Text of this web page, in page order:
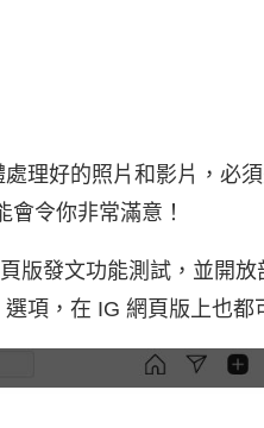
理好的照片和影片，必
會令你非常滿意！
版發文功能測試，並開放
項，在 IG 網頁版上也都